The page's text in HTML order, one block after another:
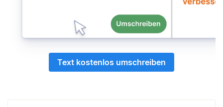
Text kostenlos umschreiben